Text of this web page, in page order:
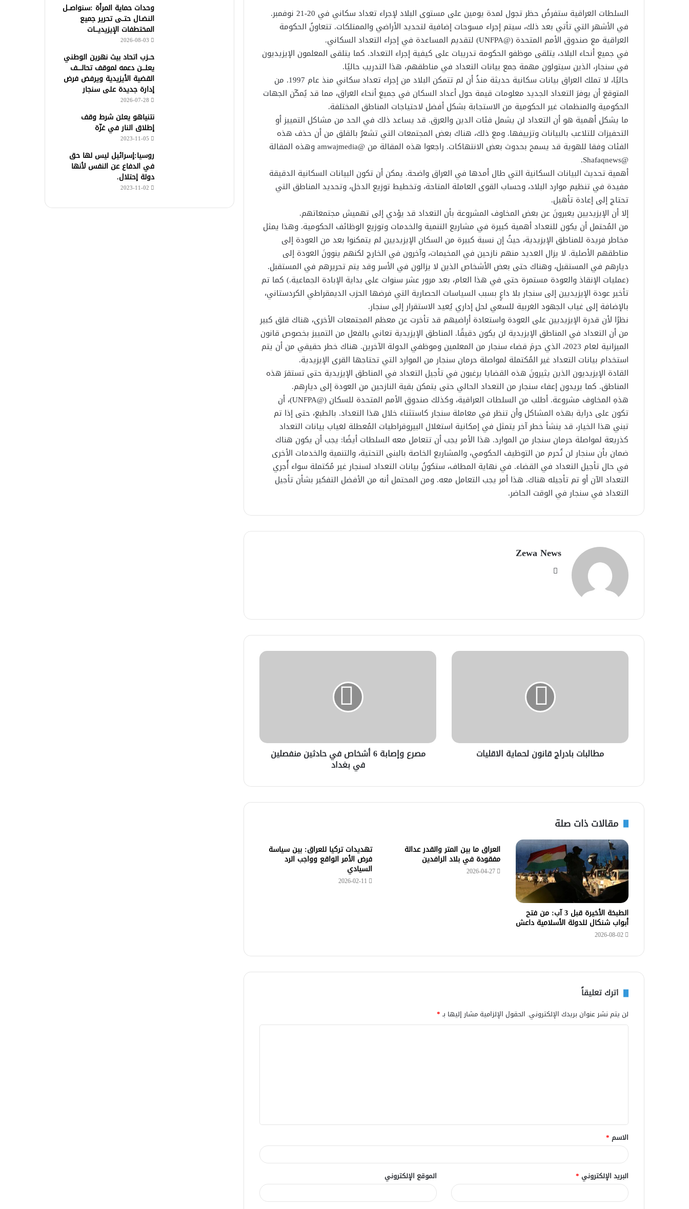
السلطات العراقية ستفرضُ حظر تجول لمدة يومين على مستوى البلاد لإجراء تعداد سكاني في 20-21 نوفمبر.
في الأشهر التي تأتي بعد ذلك، سيتم إجراء مسوحات إضافية لتحديد الأراضي والممتلكات. تتعاونُ الحكومة
العراقية مع صندوق الأمم المتحدة (@UNFPA) لتقديم المساعدة في إجراء التعداد السكاني.
في جميع أنحاء البلاد، يتلقى موظفو الحكومة تدريبات على كيفية إجراء التعداد. كما يتلقى المعلمون الإيزيديون
في سنجار، الذين سيتولون مهمة جمع بيانات التعداد في مناطقهم، هذا التدريب حاليًا.
حاليًا، لا تملك العراق بيانات سكانية حديثة منذُ أن لم تتمكن البلاد من إجراء تعداد سكاني منذ عام 1997. من
المتوقع أن يوفرَ التعداد الجديد معلومات قيمة حول أعداد السكان في جميع أنحاء العراق، مما قد يًمكّن الجهات
الحكومية والمنظمات غير الحكومية من الاستجابة بشكل أفضل لاحتياجات المناطق المختلفة.
ما يشكل أهمية هو أن التعداد لن يشمل فئات الدين والعرق. قد يساعد ذلك في الحد من مشاكل التمييز أو
التحفيزات للتلاعب بالبيانات وتزييفها. ومع ذلك، هناك بعض المجتمعات التي تشعرُ بالقلق من أن حذف هذه
الفئات وفقا للهوية قد يسمح بحدوث بعض الانتهاكات. راجعوا هذه المقالة من @amwajmedia وهذه المقالة
@Shafaqnews.
أهمية تحديث البيانات السكانية التي طال أمدها في العراق واضحة. يمكن أن تكون البيانات السكانية الدقيقة
مفيدة في تنظيم موارد البلاد، وحساب القوى العاملة المتاحة، وتخطيط توزيع الدخل، وتحديد المناطق التي
تحتاج إلى إعادة تأهيل.
إلا أن الإيزيديين يعبرونَ عن بعض المخاوف المشروعة بأن التعداد قد يؤدي إلى تهميش مجتمعاتهم.
من المُحتمل أن يكون للتعداد أهمية كبيرة في مشاريع التنمية والخدمات وتوزيع الوظائف الحكومية. وهذا يمثل
مخاطر فريدة للمناطق الإيزيدية، حيثُ إن نسبة كبيرة من السكان الإيزيديين لم يتمكنوا بعد من العودة إلى
مناطقهم الأصلية. لا يزال العديد منهم نازحين في المخيمات، وآخرون في الخارج لكنهم ينوونَ العودة إلى
ديارهم في المستقبل، وهناك حتى بعض الأشخاص الذين لا يزالون في الأسر وقد يتم تحريرهم في المستقبل.
(عمليات الإنقاذ والعودة مستمرة حتى في هذا العام، بعد مرور عشر سنوات على بداية الإبادة الجماعية.) كما تم
تأخير عودة الإيزيديين إلى سنجار بلا داعٍ بسبب السياسات الحصارية التي فرضها الحزب الديمقراطي الكردستاني،
بالإضافة إلى غياب الجهود الغربية للسعي لحل إداري يُعيد الاستقرار إلى سنجار.
نظرًا لأن قدرة الإيزيديين على العودة واستعادة أراضيهم قد تأخرت عن معظم المجتمعات الأخرى، هناك قلق كبير
من أن التعداد في المناطق الإيزيدية لن يكون دقيقًا. المناطق الإيزيدية تعاني بالفعل من التمييز بخصوص قانون
الميزانية لعام 2023، الذي حرمَ قضاء سنجار من المعلمين وموظفي الدولة الآخرين. هناك خطر حقيقي من أن يتم
استخدام بيانات التعداد غير المُكتملة لمواصلة حرمان سنجار من الموارد التي تحتاجها القرى الإيزيدية.
القادة الإيزيديون الذين يثيرونَ هذه القضايا يرغبون في تأجيل التعداد في المناطق الإيزيدية حتى تستقرَ هذه
المناطق. كما يريدون إعفاء سنجار من التعداد الحالي حتى يتمكن بقية النازحين من العودة إلى ديارِهم.
هذهِ المخاوف مشروعة. أطلب من السلطات العراقية، وكذلك صندوق الأمم المتحدة للسكان (@UNFPA)، أن
تكون على دراية بهذه المشاكل وأن تنظر في معاملة سنجار كاستثناء خلال هذا التعداد. بالطبع، حتى إذا تم
تبني هذا الخيار، قد ينشأ خطر آخر يتمثل في إمكانية استغلال البيروقراطيات المُعطلة لغياب بيانات التعداد
كذريعة لمواصلة حرمان سنجار من الموارد. هذا الأمر يجب أن تتعامل معه السلطات أيضًا: يجب أن يكون هناك
ضمان بأن سنجار لن تُحرم من التوظيف الحكومي، والمشاريع الخاصة بالبنى التحتية، والتنمية والخدمات الأخرى
في حال تأجيل التعداد في القضاء. في نهاية المطاف، ستكونُ بيانات التعداد لسنجار غير مُكتملة سواء أُجري
التعداد الآن أو تم تأجيله هناك. هذا أمر يجب التعامل معه. ومن المحتمل أنه من الأفضل التفكير بشأن تأجيل
التعداد في سنجار في الوقت الحاضر.
Zewa News
مطالبات بادراج قانون لحماية الاقليات مصرع وإصابة 6 أشخاص في حادثين منفصلين
في بغداد
مقالات ذات صلة
الطبخة الأخيرة قبل 3 آب: من فتح
أبواب شنكال للدولة الأسلامية داعش
2026-08-02
العراق ما بين المتر والقدر عدالة
مفقودة في بلاد الرافدين
2026-04-27
تهديدات تركيا للعراق: بين سياسة
فرض الأمر الواقع وواجب الرد
السيادي
2026-02-11
اترك تعليقاً
لن يتم نشر عنوان بريدك الإلكتروني. الحقول الإلزامية مشار إليها بـ*
ق
*
الاسم *
البريد الإلكتروني * الموقع الإلكتروني
وحدات حماية المرأة :سنواصــل
النضـال حتــى تحرير جميع
المختطفات الإيزيديـــات
2026-08-03
حــزب اتحاد بيث نهرين الوطني
يعلـــن دعمه لموقف تحالــــف
القضية الأيزيدية ويرفض فرض
إدارة جديدة على سنجار
2026-07-28
نتنياهو يعلن شرط وقف
إطلاق النار في غزّة
2023-11-05
روسيا:إسرائيل ليس لها حق
في الدفاع عن النفس لأنها
دولة إحتلال.
2023-11-02